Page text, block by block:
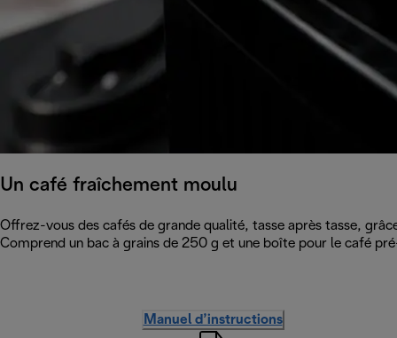
Un café fraîchement moulu
Offrez-vous des cafés de grande qualité, tasse après tasse,
Comprend un bac à grains de 250 g et une boîte pour le café
Manuel d’instructions